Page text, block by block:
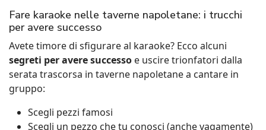
Fare karaoke nelle taverne napoletane: i trucchi
per avere successo
Avete timore di sfigurare al karaoke? Ecco alcuni
segreti per avere successo e uscire trionfatori dalla
serata trascorsa in taverne napoletane a cantare in
gruppo:
Scegli pezzi famosi
Scegli un pezzo che tu conosci (anche vagamente)